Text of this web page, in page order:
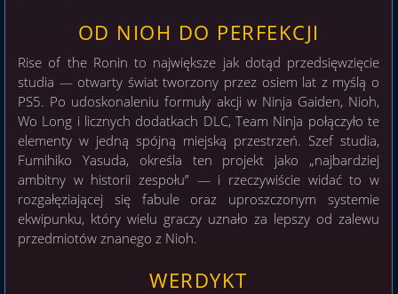
OD NIOH DO PERFEKCJI
Rise of the Ronin to największe jak dotąd przedsięwzięcie
studia — otwarty świat tworzony przez osiem lat z myślą o
PS5. Po udoskonaleniu formuły akcji w Ninja Gaiden, Nioh,
Wo Long i licznych dodatkach DLC, Team Ninja połączyło te
elementy w jedną spójną miejską przestrzeń. Szef studia,
Fumihiko Yasuda, określa ten projekt jako „najbardziej
ambitny w historii zespołu” — i rzeczywiście widać to w
rozgałęziającej się fabule oraz uproszczonym systemie
ekwipunku, który wielu graczy uznało za lepszy od zalewu
przedmiotów znanego z Nioh.
WERDYKT